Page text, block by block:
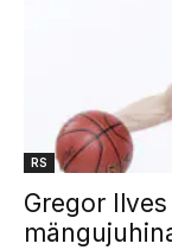
RS
Gregor